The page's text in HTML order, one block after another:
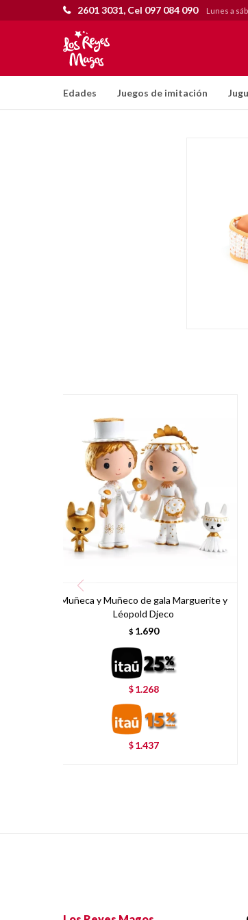
Edades Juegos de imitación
2601 3031, Cel 097 084 090 Lunes a
Muñeca y Muñeco de gala Marguerite y
Léopold Djeco
$ 1.690
$ 1.268
$ 1.437